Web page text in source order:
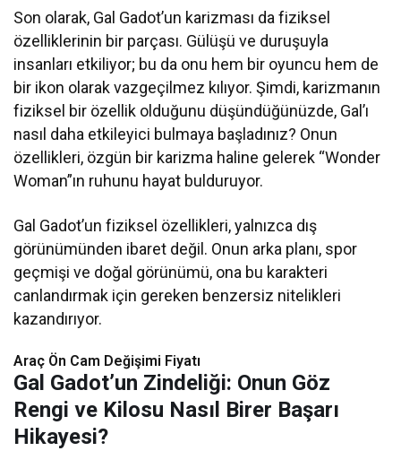
Son olarak, Gal Gadot’un karizması da fiziksel
özelliklerinin bir parçası. Gülüşü ve duruşuyla
insanları etkiliyor; bu da onu hem bir oyuncu hem de
bir ikon olarak vazgeçilmez kılıyor. Şimdi, karizmanın
fiziksel bir özellik olduğunu düşündüğünüzde, Gal’ı
nasıl daha etkileyici bulmaya başladınız? Onun
özellikleri, özgün bir karizma haline gelerek “Wonder
Woman”ın ruhunu hayat bulduruyor.
Gal Gadot’un fiziksel özellikleri, yalnızca dış
görünümünden ibaret değil. Onun arka planı, spor
geçmişi ve doğal görünümü, ona bu karakteri
canlandırmak için gereken benzersiz nitelikleri
kazandırıyor.
Araç Ön Cam Değişimi Fiyatı​​
Gal Gadot’un Zindeliği: Onun Göz
Rengi ve Kilosu Nasıl Birer Başarı
Hikayesi?